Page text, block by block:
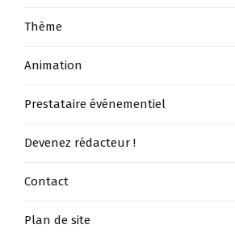
Thème
Animation
Prestataire événementiel
Devenez rédacteur !
Contact
Plan de site